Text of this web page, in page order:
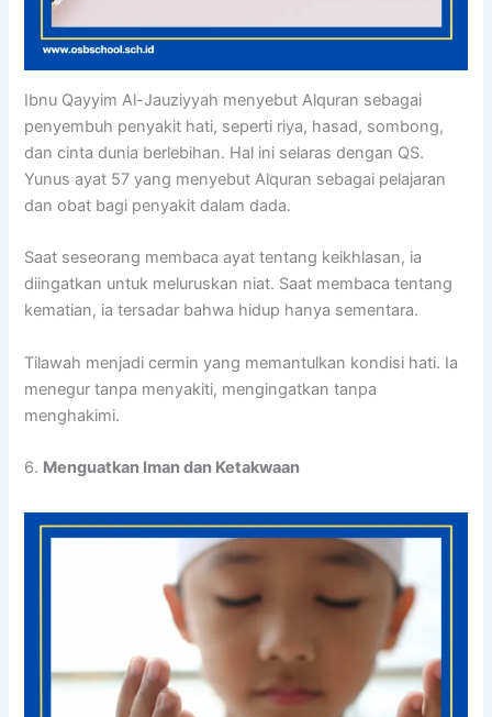
Ibnu Qayyim Al-Jauziyyah menyebut Alquran sebagai
penyembuh penyakit hati, seperti riya, hasad, sombong,
dan cinta dunia berlebihan. Hal ini selaras dengan QS.
Yunus ayat 57 yang menyebut Alquran sebagai pelajaran
dan obat bagi penyakit dalam dada.
Saat seseorang membaca ayat tentang keikhlasan, ia
diingatkan untuk meluruskan niat. Saat membaca tentang
kematian, ia tersadar bahwa hidup hanya sementara.
Tilawah menjadi cermin yang memantulkan kondisi hati. Ia
menegur tanpa menyakiti, mengingatkan tanpa
menghakimi.
6. Menguatkan Iman dan Ketakwaan